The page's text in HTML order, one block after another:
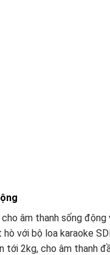
cho âm thanh sống
với bộ loa karaoke
tới 2kg, cho âm thanh